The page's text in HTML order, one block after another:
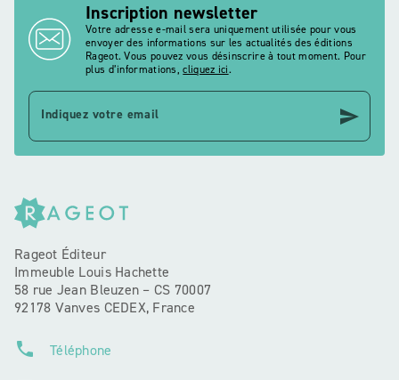
Inscription newsletter
Votre adresse e-mail sera uniquement utilisée pour vous
envoyer des informations sur les actualités des éditions
Rageot. Vous pouvez vous désinscrire à tout moment. Pour
plus d’informations,cliquez ici.
Indiquez votre email send
Rageot Éditeur
Immeuble Louis Hachette
58 rue Jean Bleuzen – CS 70007
92178 Vanves CEDEX, France
phone Téléphone